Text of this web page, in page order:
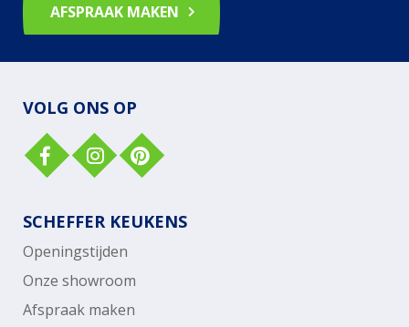
AFSPRAAK MAKEN
VOLG ONS OP
SCHEFFER KEUKENS
Openingstijden
Onze showroom
Afspraak maken